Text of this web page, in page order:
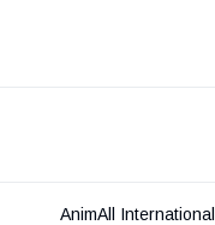
AnimAll International